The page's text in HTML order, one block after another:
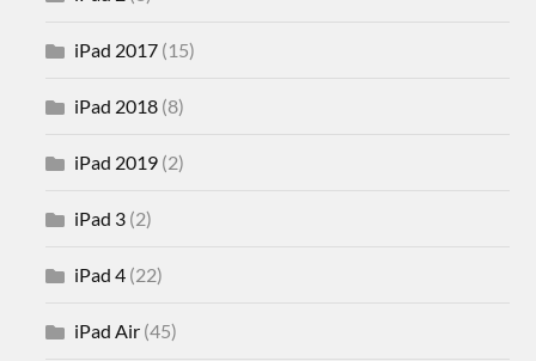
iPad 2017 (15)
iPad 2018 (8)
iPad 2019 (2)
iPad 3 (2)
iPad 4 (22)
iPad Air (45)